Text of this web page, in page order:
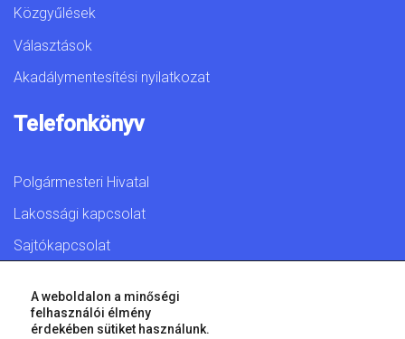
Közgyűlések
Választások
Akadálymentesítési nyilatkozat
Telefonkönyv
Polgármesteri Hivatal
Lakossági kapcsolat
Sajtókapcsolat
A weboldalon a minőségi
felhasználói élmény
érdekében sütiket használunk.